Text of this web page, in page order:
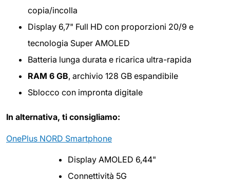
copia/incolla
Display 6,7" Full HD con proporzioni 20/9 e
tecnologia Super AMOLED
Batteria lunga durata e ricarica ultra-rapida
RAM 6 GB, archivio 128 GB espandibile
Sblocco con impronta digitale
In alternativa, ti consigliamo:
OnePlus NORD Smartphone
Display AMOLED 6,44"
Connettività 5G